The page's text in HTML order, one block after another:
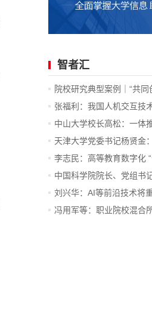
智者汇
院校研究典型案例｜“共同
张福利：我国人机交互技
中山大学校长高松：一体
发...
天津大学党委书记杨贤金
一...
李志民：高等教育数字化 “
中国科学院院长、党组书
进...
刘兴华：AI等前沿技术将
底...
冯用军等：职业院校混合